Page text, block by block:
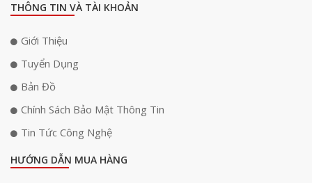
THÔNG TIN VÀ TÀI KHOẢN
Giới Thiệu
Tuyển Dụng
Bản Đồ
Chính Sách Bảo Mật Thông Tin
Tin Tức Công Nghệ
HƯỚNG DẪN MUA HÀNG